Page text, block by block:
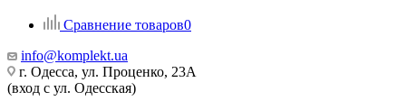
Сравнение товаров0
info@komplekt.ua
г. Одесса, ул. Проценко, 23А
(вход с ул. Одесская)